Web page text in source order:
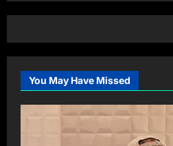
You May Have Missed